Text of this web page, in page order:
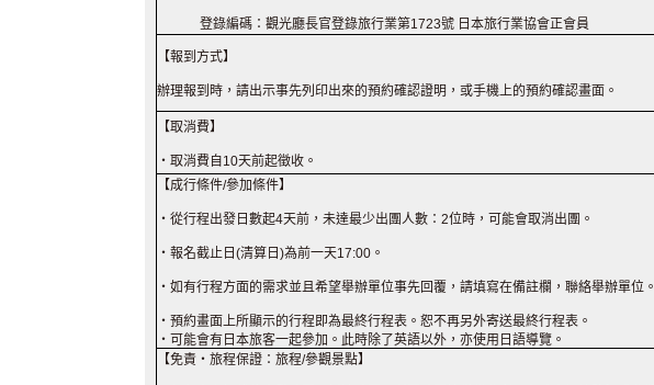
登錄編碼：觀光廳長官登錄旅行業第1723號 日本旅行業協會正會員
【報到方式】
辦理報到時，請出示事先列印出來的預約確認證明，或手機上的預約確認畫面。
【取消費】
・取消費自10天前起徵收。
【成行條件/參加條件】
・從行程出發日數起4天前，未達最少出團人數：2位時，可能會取消出團。
・報名截止日(清算日)為前一天17:00。
・如有行程方面的需求並且希望舉辦單位事先回覆，請填寫在備註欄，聯絡舉辦單位。
・預約畫面上所顯示的行程即為最終行程表。恕不再另外寄送最終行程表。
・可能會有日本旅客一起參加。此時除了英語以外，亦使用日語導覽。
【免責・旅程保證：旅程/參觀景點】